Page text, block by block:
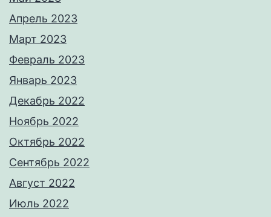
Апрель 2023
Март 2023
Февраль 2023
Январь 2023
Декабрь 2022
Ноябрь 2022
Октябрь 2022
Сентябрь 2022
Август 2022
Июль 2022